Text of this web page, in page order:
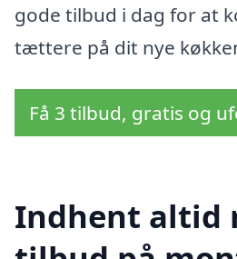
gode tilbud i dag for at
tættere på dit nye
Få 3 tilbud, gratis og
Indhent altid